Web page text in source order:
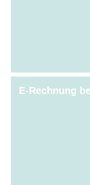
E-Rechnung